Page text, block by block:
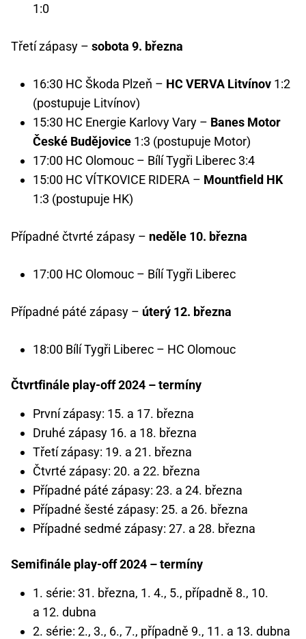
1:0
Třetí zápasy – sobota 9. března
16:30 HC Škoda Plzeň – HC VERVA Litvínov 1:2
(postupuje Litvínov)
15:30 HC Energie Karlovy Vary – Banes Motor
České Budějovice 1:3 (postupuje Motor)
17:00 HC Olomouc – Bílí Tygři Liberec 3:4
15:00 HC VÍTKOVICE RIDERA – Mountfield HK
1:3 (postupuje HK)
Případné čtvrté zápasy – neděle 10. března
17:00 HC Olomouc – Bílí Tygři Liberec
Případné páté zápasy – úterý 12. března
18:00 Bílí Tygři Liberec – HC Olomouc
Čtvrtfinále play-off 2024 – termíny
První zápasy: 15. a 17. března
Druhé zápasy 16. a 18. března
Třetí zápasy: 19. a 21. března
Čtvrté zápasy: 20. a 22. března
Případné páté zápasy: 23. a 24. března
Případné šesté zápasy: 25. a 26. března
Případné sedmé zápasy: 27. a 28. března
Semifinále play-off 2024 – termíny
1. série: 31. března, 1. 4., 5., případně 8., 10.
a 12. dubna
2. série: 2., 3., 6., 7., případně 9., 11. a 13. dubna